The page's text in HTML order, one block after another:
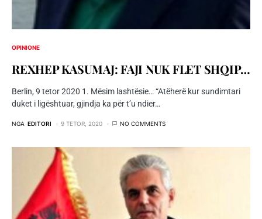
OPINIONE
REXHEP KASUMAJ: FAJI NUK FLET SHQIP…
Berlin, 9 tetor 2020 1. Mësim lashtësie… “Atëherë kur sundimtari
duket i ligështuar, gjindja ka për t’u ndier…
NGA EDITORI 9 TETOR, 2020 NO COMMENTS